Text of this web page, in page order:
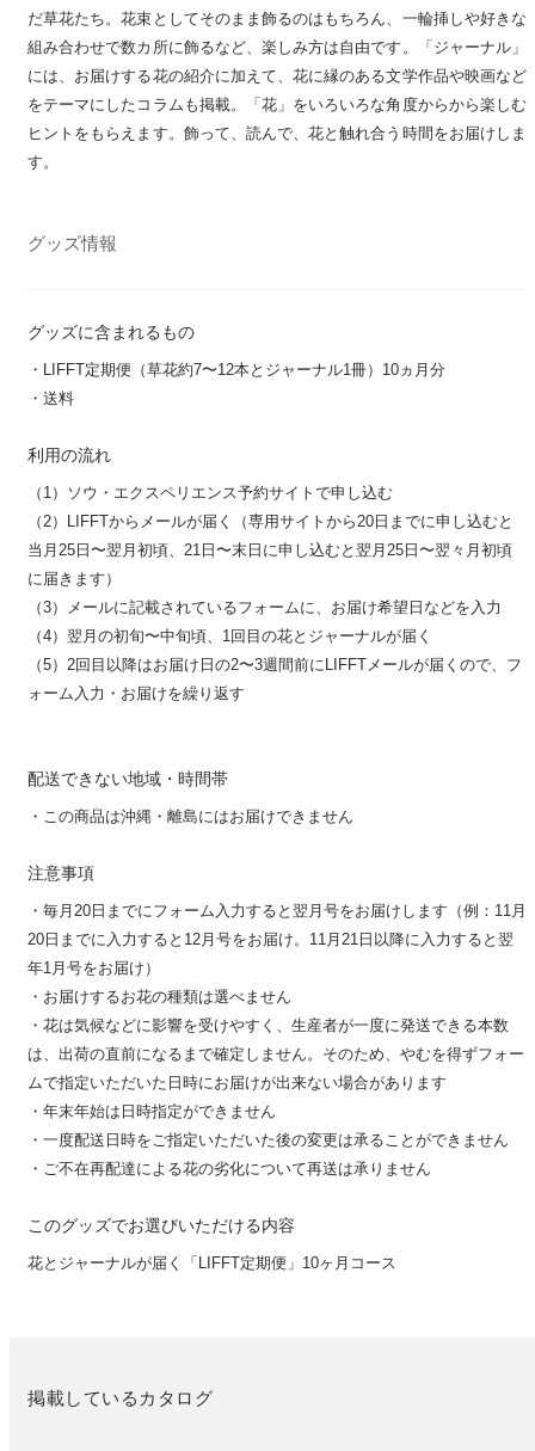
だ草花たち。花束としてそのまま飾るのはもちろん、一輪挿しや好きな
組み合わせで数カ所に飾るなど、楽しみ方は自由です。「ジャーナル」
には、お届けする花の紹介に加えて、花に縁のある文学作品や映画など
をテーマにしたコラムも掲載。「花」をいろいろな角度からから楽しむ
ヒントをもらえます。飾って、読んで、花と触れ合う時間をお届けしま
す。
グッズ情報
グッズに含まれるもの
・LIFFT定期便（草花約7〜12本とジャーナル1冊）10ヵ月分
・送料
利用の流れ
（1）ソウ・エクスペリエンス予約サイトで申し込む
（2）LIFFTからメールが届く（専用サイトから20日までに申し込むと
当月25日〜翌月初頃、21日〜末日に申し込むと翌月25日〜翌々月初頃
に届きます）
（3）メールに記載されているフォームに、お届け希望日などを入力
（4）翌月の初旬〜中旬頃、1回目の花とジャーナルが届く
（5）2回目以降はお届け日の2〜3週間前にLIFFTメールが届くので、フ
ォーム入力・お届けを繰り返す
配送できない地域・時間帯
・この商品は沖縄・離島にはお届けできません
注意事項
・毎月20日までにフォーム入力すると翌月号をお届けします（例：11月
20日までに入力すると12月号をお届け。11月21日以降に入力すると翌
年1月号をお届け）
・お届けするお花の種類は選べません
・花は気候などに影響を受けやすく、生産者が一度に発送できる本数
は、出荷の直前になるまで確定しません。そのため、やむを得ずフォー
ムで指定いただいた日時にお届けが出来ない場合があります
・年末年始は日時指定ができません
・一度配送日時をご指定いただいた後の変更は承ることができません
・ご不在再配達による花の劣化について再送は承りません
このグッズでお選びいただける内容
花とジャーナルが届く「LIFFT定期便」10ヶ月コース
掲載しているカタログ